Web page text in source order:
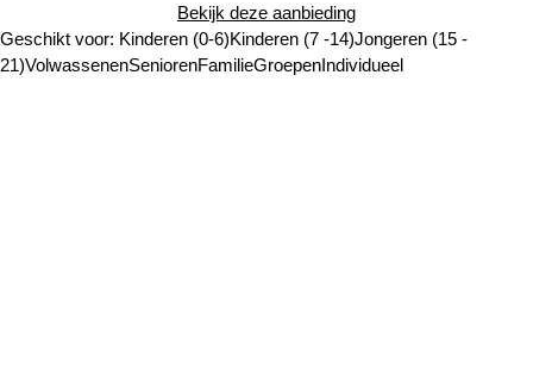
Bekijk deze aanbieding
Geschikt voor: Kinderen (0-6)Kinderen (7 -14)Jongeren (15 -
21)VolwassenenSeniorenFamilieGroepenIndividueel